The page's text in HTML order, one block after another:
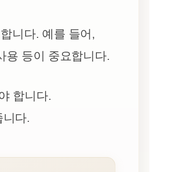
니다. 예를 들어,
용 등이 중요합니다.
합니다.
다.